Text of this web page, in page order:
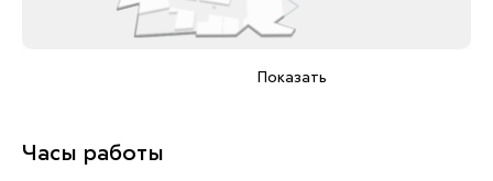
Показать
Часы работы